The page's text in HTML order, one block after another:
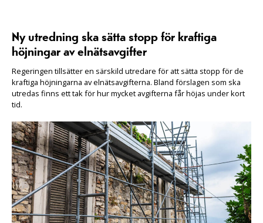
Ny utredning ska sätta stopp för kraftiga
höjningar av elnätsavgifter
Regeringen tillsätter en särskild utredare för att sätta stopp för de
kraftiga höjningarna av elnätsavgifterna. Bland förslagen som ska
utredas finns ett tak för hur mycket avgifterna får höjas under kort
tid.